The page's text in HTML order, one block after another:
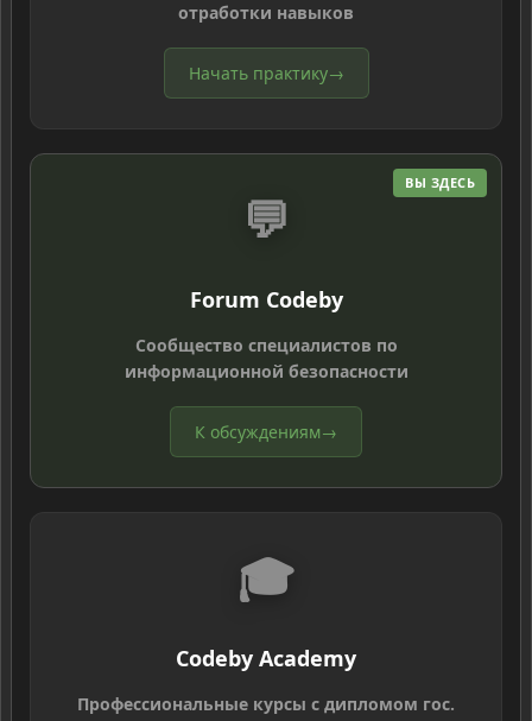
отработки навыков
Начать практику→
ВЫ ЗДЕСЬ
💬
Forum Codeby
Сообщество специалистов по
информационной безопасности
К обсуждениям→
🎓
Codeby Academy
Профессиональные курсы с дипломом гос.